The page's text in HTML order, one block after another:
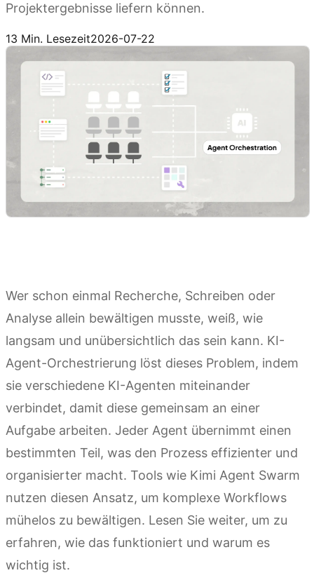
Projektergebnisse liefern können.
13 Min. Lesezeit2026-07-22
Wer schon einmal Recherche, Schreiben oder
Analyse allein bewältigen musste, weiß, wie
langsam und unübersichtlich das sein kann. KI-
Agent-Orchestrierung löst dieses Problem, indem
sie verschiedene KI-Agenten miteinander
verbindet, damit diese gemeinsam an einer
Aufgabe arbeiten. Jeder Agent übernimmt einen
bestimmten Teil, was den Prozess effizienter und
organisierter macht. Tools wie Kimi Agent Swarm
nutzen diesen Ansatz, um komplexe Workflows
mühelos zu bewältigen. Lesen Sie weiter, um zu
erfahren, wie das funktioniert und warum es
wichtig ist.